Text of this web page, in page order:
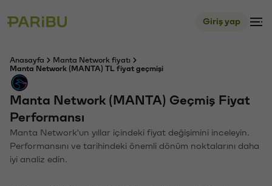
Giriş yap
Anasayfa
Manta Network fiyatı
Manta Network (MANTA) TL fiyat geçmişi
Manta Network (MANTA) Geçmiş Fiyat
Performansı
Manta Network'un yıllar içindeki fiyat değişimini inceleyin.
Performansını ve tarihindeki önemli dönüm noktalarını daha
iyi analiz edin.